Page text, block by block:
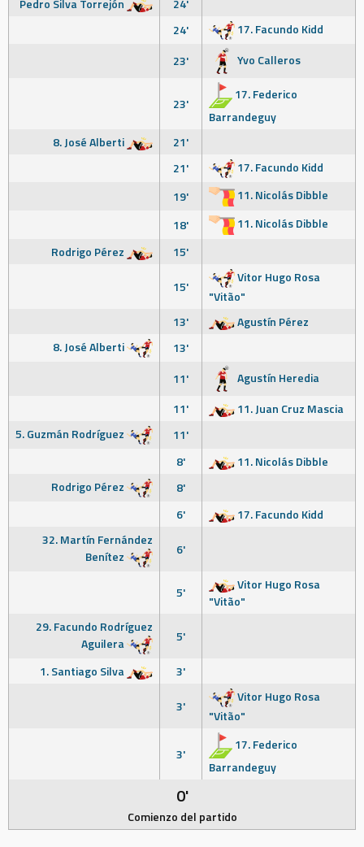
Pedro Silva Torrejón
24'
24'
17. Facundo Kidd
23'
Yvo Calleros
23'
17. Federico
Barrandeguy
8. José Alberti
21'
21'
17. Facundo Kidd
19'
11. Nicolás Dibble
18'
11. Nicolás Dibble
Rodrigo Pérez
15'
15'
Vitor Hugo Rosa
"Vitão"
13'
Agustín Pérez
8. José Alberti
13'
11'
Agustín Heredia
11'
11. Juan Cruz Mascia
5. Guzmán Rodríguez
11'
8'
11. Nicolás Dibble
Rodrigo Pérez
8'
6'
17. Facundo Kidd
32. Martín Fernández
Benítez
6'
5'
Vitor Hugo Rosa
"Vitão"
29. Facundo Rodríguez
Aguilera
5'
1. Santiago Silva 3'
3'
Vitor Hugo Rosa
"Vitão"
3'
17. Federico
Barrandeguy
0'
Comienzo del partido